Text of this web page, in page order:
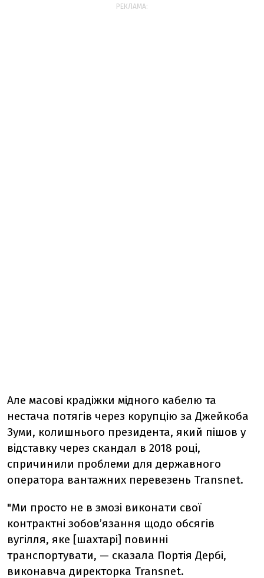
РЕКЛАМА:
Але масові крадіжки мідного кабелю та
нестача потягів через корупцію за Джейкоба
Зуми, колишнього президента, який пішов у
відставку через скандал в 2018 році,
спричинили проблеми для державного
оператора вантажних перевезень Transnet.
"Ми просто не в змозі виконати свої
контрактні зобов’язання щодо обсягів
вугілля, яке [шахтарі] повинні
транспортувати, — сказала Портія Дербі,
виконавча директорка Transnet.